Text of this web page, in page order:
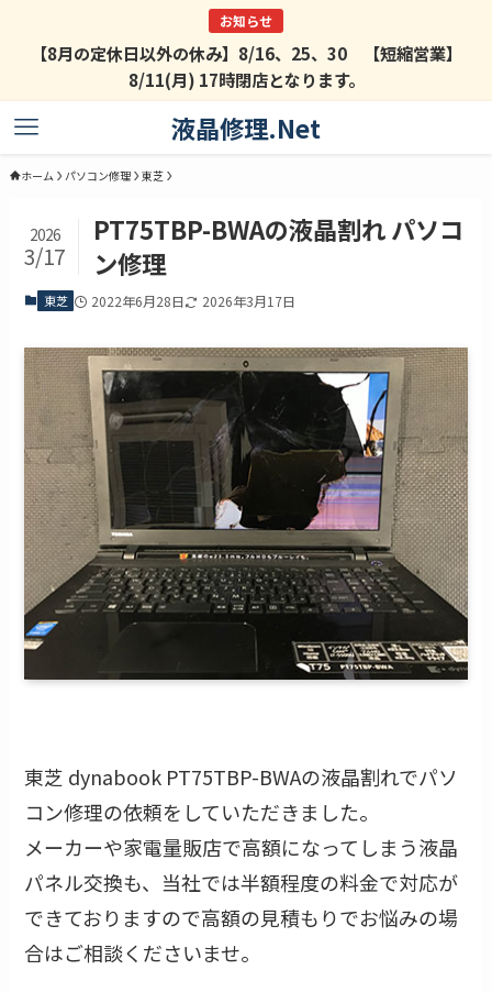
【8月の定休日以外の休み】8/16、25、30 【短縮営業】
8/11(月) 17時閉店となります。
液晶修理.Net
ホーム パソコン修理 東芝
PT75TBP-BWAの液晶割れ パソコ
ン修理
2026
3/17
東芝 2022年6月28日 2026年3月17日
東芝 dynabook PT75TBP-BWAの液晶割れでパソ
コン修理の依頼をしていただきました。
メーカーや家電量販店で高額になってしまう液晶
パネル交換も、当社では半額程度の料金で対応が
できておりますので高額の見積もりでお悩みの場
合はご相談くださいませ。